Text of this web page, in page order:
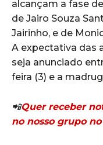
alcançam a fase
de Jairo Souza
Jairinho, e de
A expectativa das
seja anunciado
feira (3) e a
📲Quer receber
no nosso grupo